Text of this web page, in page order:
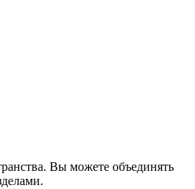
Вы можете объединять